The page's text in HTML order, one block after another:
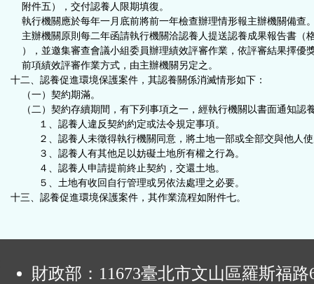
附件五），交付認養人限期填復。
執行機關應於每年一月底前將前一年檢查辦理情形報主辦機關備查
主辦機關原則每二年函請執行機關洽認養人提送認養成果報告書（
），並邀集審查會議小組委員辦理績效評審作業，依評審結果擇優
前項績效評審作業方式，由主辦機關另定之。
十二、認養促進環境保護案件，其認養關係消滅情形如下：
（一）契約期滿。
（二）契約存續期間，有下列事項之一，經執行機關以書面通知認
１、認養人違反契約約定或法令規定事項。
２、認養人未徵得執行機關同意，將土地一部或全部交與他人使
３、認養人有其他足以妨礙土地所有權之行為。
４、認養人申請提前終止契約，交還土地。
５、土地有收回自行管理或另依法處理之必要。
十三、認養促進環境保護案件，其作業流程如附件七。
財政部：11673臺北市文山區羅斯福路